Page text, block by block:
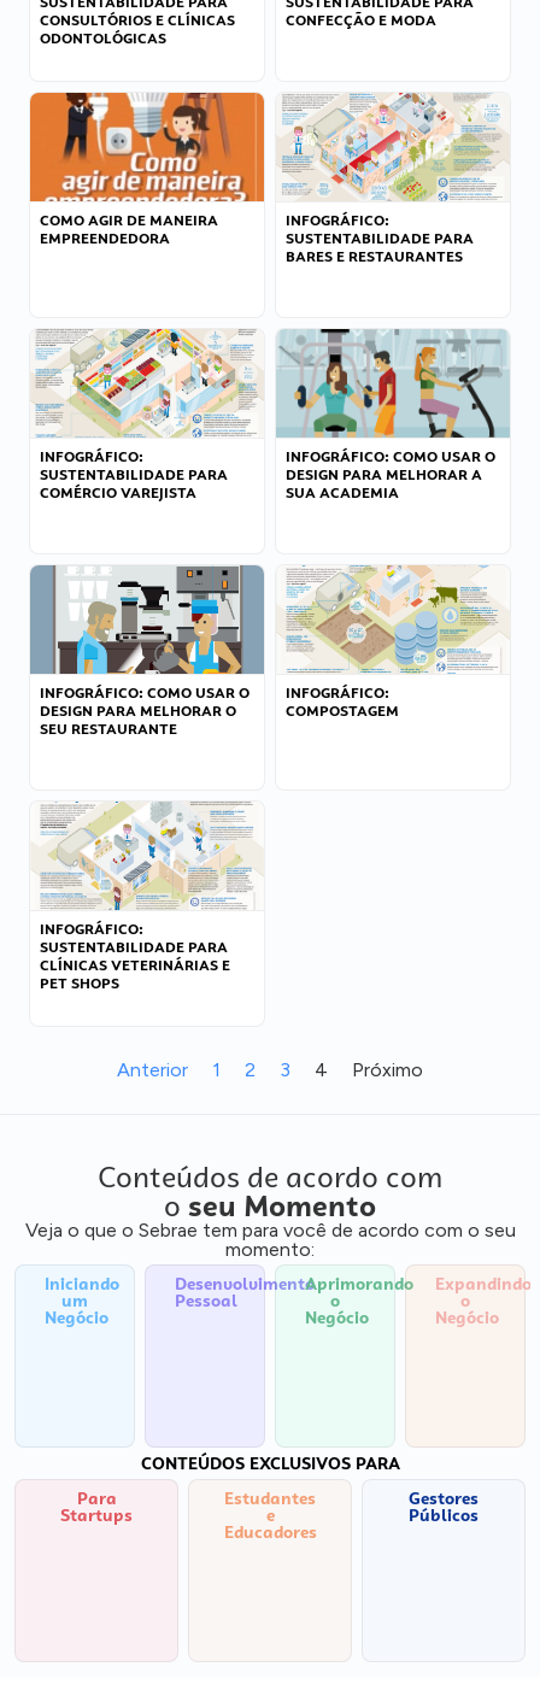
CONSULTÓRIOS E CLÍNICAS
ODONTOLÓGICAS
CONFECÇÃO E MODA
COMO AGIR DE MANEIRA
EMPREENDEDORA
INFOGRÁFICO:
SUSTENTABILIDADE PARA
BARES E RESTAURANTES
INFOGRÁFICO:
SUSTENTABILIDADE PARA
COMÉRCIO VAREJISTA
INFOGRÁFICO: COMO USAR O
DESIGN PARA MELHORAR A
SUA ACADEMIA
INFOGRÁFICO: COMO USAR O
DESIGN PARA MELHORAR O
SEU RESTAURANTE
INFOGRÁFICO:
COMPOSTAGEM
INFOGRÁFICO:
SUSTENTABILIDADE PARA
CLÍNICAS VETERINÁRIAS E
PET SHOPS
Anterior 1 2 3 4 Próximo
Conteúdos de acordo com
o seu Momento
Veja o que o Sebrae tem para você de acordo com o seu
momento:
Iniciando
um
Negócio
Desenvolvimento
Pessoal
Aprimorando
o
Negócio
Expandindo
o
Negócio
CONTEÚDOS EXCLUSIVOS PARA
Para
Startups
Estudantes
e
Educadores
Gestores
Públicos